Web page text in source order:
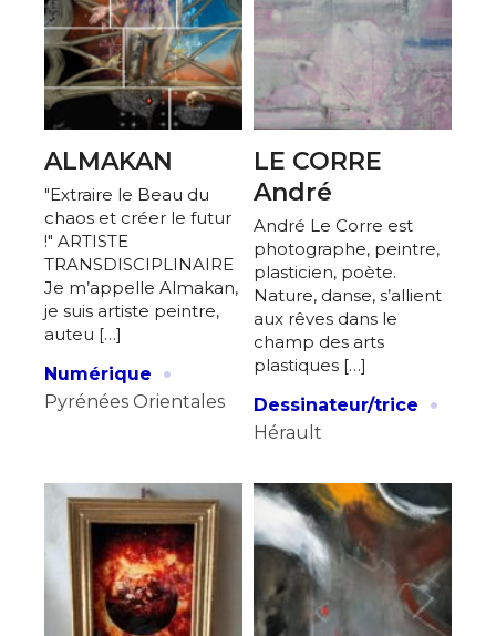
Prénom
J'accepte lestermes et conditions
* Champ obligatoire
Adresse email*
Nom
Prénom
Statut / Organisation
J'accepte les termes et conditions
ALMAKAN
"Extraire le Beau du
chaos et créer le futur
!" ARTISTE
TRANSDISCIPLINAIRE
Je m’appelle Almakan,
je suis artiste peintre,
auteu […]
Numérique
·
Pyrénées Orientales
LE CORRE
André
André Le Corre est
photographe, peintre,
plasticien, poète.
Nature, danse, s’allient
aux rêves dans le
champ des arts
plastiques […]
Dessinateur/trice
·
Hérault